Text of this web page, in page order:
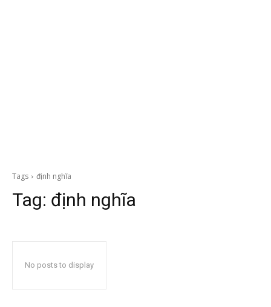
Tags định nghĩa
Tag: định nghĩa
No posts to display